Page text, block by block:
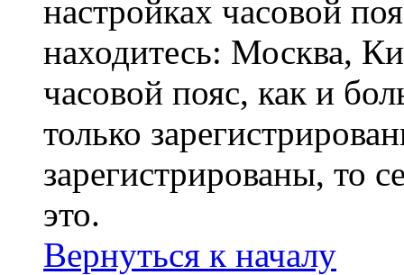
настройках часовой
находитесь: Москва,
часовой пояс, как и
только
зарегистрированы, то
это.
Вернуться к началу